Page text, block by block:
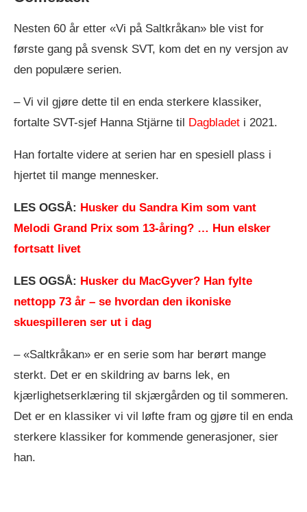
Nesten 60 år etter «Vi på Saltkråkan» ble vist for
første gang på svensk SVT, kom det en ny versjon av
den populære serien.
– Vi vil gjøre dette til en enda sterkere klassiker,
fortalte SVT-sjef Hanna Stjärne til
Dagbladet i 2021.
Han fortalte videre at serien har en spesiell plass i
hjertet til mange mennesker.
LES OGSÅ: Husker du Sandra Kim som vant
Melodi Grand Prix som 13-åring? … Hun elsker
fortsatt livet
LES OGSÅ: Husker du MacGyver? Han fylte
nettopp 73 år – se hvordan den ikoniske
skuespilleren ser ut i dag
– «Saltkråkan» er en serie som har berørt mange
sterkt. Det er en skildring av barns lek, en
kjærlighetserklæring til skjærgården og til sommeren.
Det er en klassiker vi vil løfte fram og gjøre til en enda
sterkere klassiker for kommende generasjoner, sier
han.